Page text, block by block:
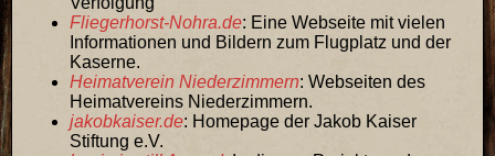
Fliegerhorst-Nohra.de: Eine Webseite mit vielen
Informationen und Bildern zum Flugplatz und der
Kaserne.
Heimatverein Niederzimmern: Webseiten des
Heimatvereins Niederzimmern.
jakobkaiser.de: Homepage der Jakob Kaiser
Stiftung e.V.